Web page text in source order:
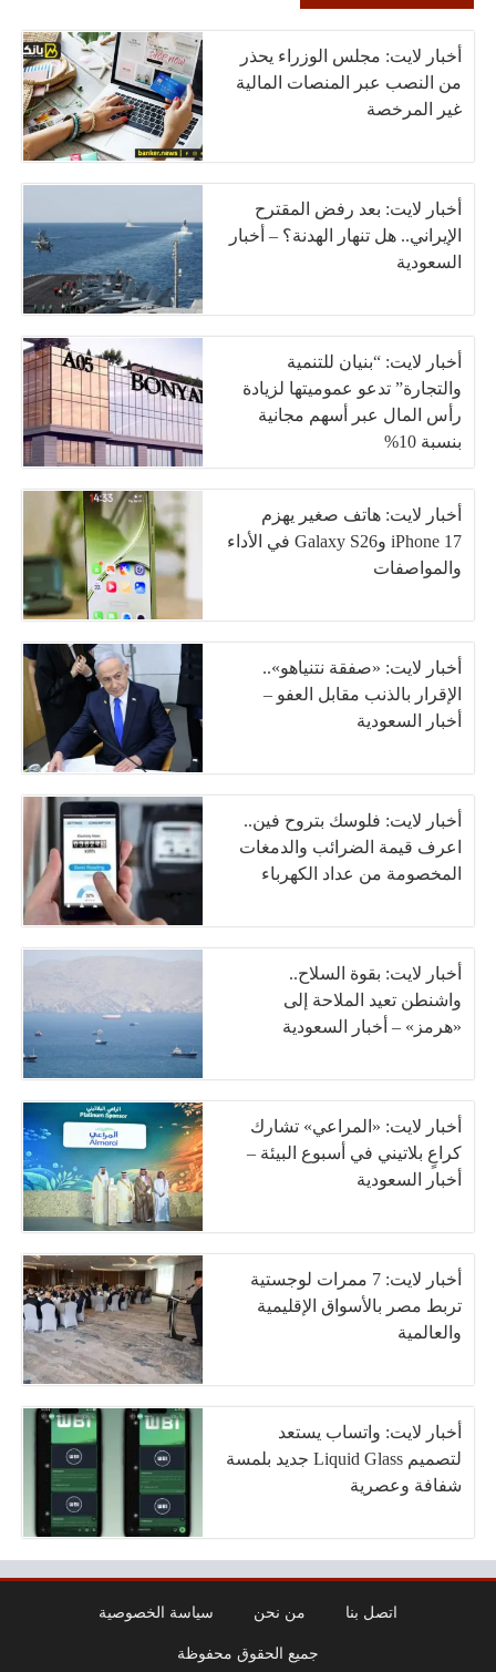
أخبار لايت: مجلس الوزراء يحذر
من النصب عبر المنصات المالية
غير المرخصة
أخبار لايت: بعد رفض المقترح
الإيراني.. هل تنهار الهدنة؟ – أخبار
السعودية
أخبار لايت: “بنيان للتنمية
والتجارة” تدعو عموميتها لزيادة
رأس المال عبر أسهم مجانية
بنسبة 10%
أخبار لايت: هاتف صغير يهزم
iPhone 17 وGalaxy S26 في الأداء
والمواصفات
أخبار لايت: «صفقة نتنياهو»..
الإقرار بالذنب مقابل العفو –
أخبار السعودية
أخبار لايت: فلوسك بتروح فين..
اعرف قيمة الضرائب والدمغات
المخصومة من عداد الكهرباء
أخبار لايت: بقوة السلاح..
واشنطن تعيد الملاحة إلى
«هرمز» – أخبار السعودية
أخبار لايت: «المراعي» تشارك
كراعٍ بلاتيني في أسبوع البيئة –
أخبار السعودية
أخبار لايت: 7 ممرات لوجستية
تربط مصر بالأسواق الإقليمية
والعالمية
أخبار لايت: واتساب يستعد
لتصميم Liquid Glass جديد بلمسة
شفافة وعصرية
اتصل بنا من نحن سياسة الخصوصية
جميع الحقوق محفوظة